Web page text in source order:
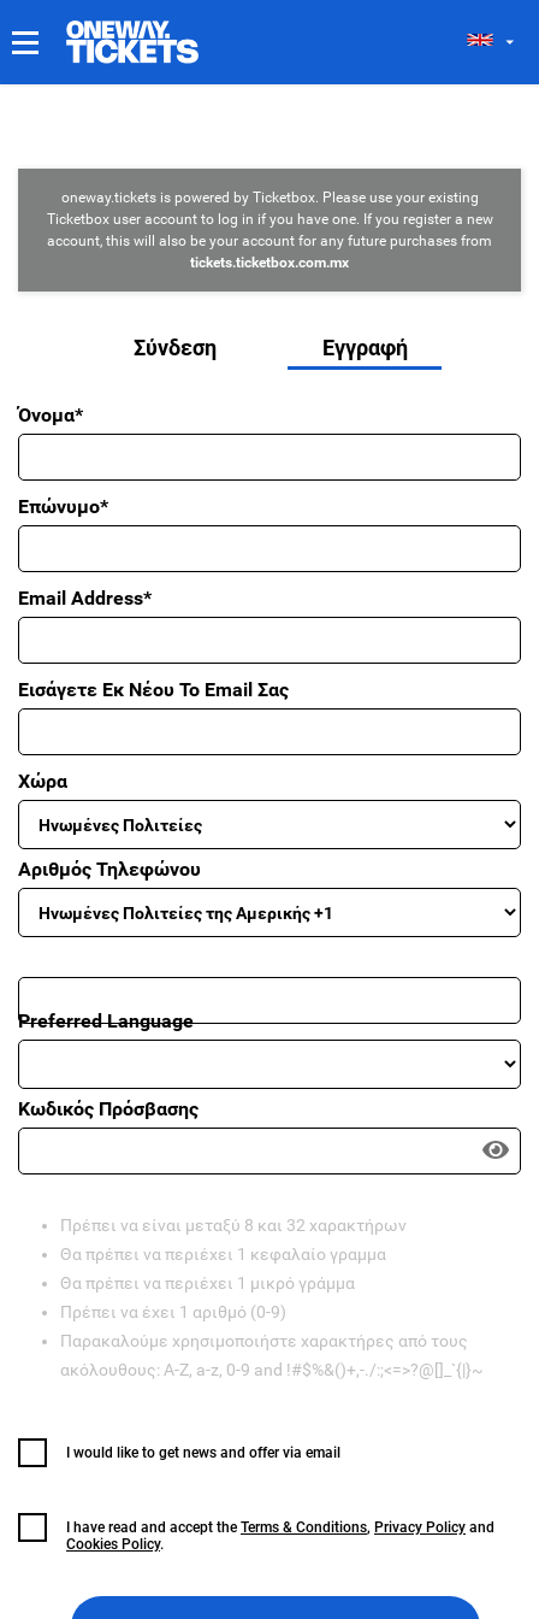
ΤΑ ΕΙΣΙΤΉΡΙΆ ΜΟΥ
oneway.tickets is powered by Ticketbox. Please use your existing
Ticketbox user account to log in if you have one. If you register a new
account, this will also be your account for any future purchases from
tickets.ticketbox.com.mx
Σύνδεση Εγγραφή
Όνομα*
Επώνυμο*
Email Address*
Εισάγετε Εκ Νέου Το Email Σας
Χώρα
Αριθμός Τηλεφώνου
Preferred Language
Κωδικός Πρόσβασης
Πρέπει να είναι μεταξύ 8 και 32 χαρακτήρων
Θα πρέπει να περιέχει 1 κεφαλαίο γραμμα
Θα πρέπει να περιέχει 1 μικρό γράμμα
Πρέπει να έχει 1 αριθμό (0-9)
Παρακαλούμε χρησιμοποιήστε χαρακτήρες από τους
ακόλουθους: A-Z, a-z, 0-9 and !#$%&()+,-./:;<=>?@[]_`{|}~
I would like to get news and offer via email
I have read and accept the Terms & Conditions, Privacy Policy and
Cookies Policy.